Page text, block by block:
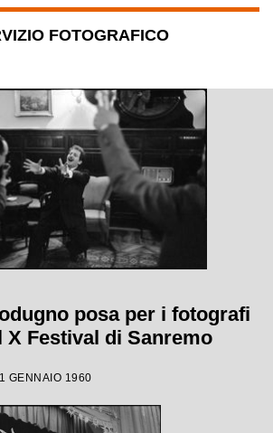
FOTOGRAFICO
posa per i fotografi
X Festival di Sanremo
GENNAIO 1960